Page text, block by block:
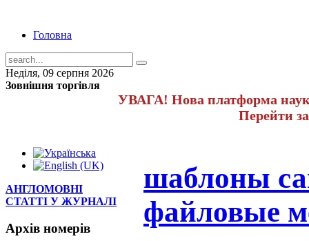
Головна
Неділя, 09 серпня 2026
Зовнішня торгівля
УВАГА! Нова платформа
Перейти
шаблоны
файловые
АНГЛОМОВНІ
СТАТТІ У ЖУРНАЛІ
Архів номерів